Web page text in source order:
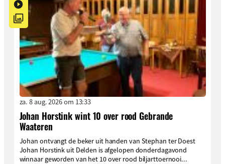
za. 8 aug. 2026 om 13:33
Johan Horstink wint 10 over rood Gebrande
Waateren
Johan ontvangt de beker uit handen van Stephan ter Doest
Johan Horstink uit Delden is afgelopen donderdagavond
winnaar geworden van het 10 over rood biljarttoernooi...